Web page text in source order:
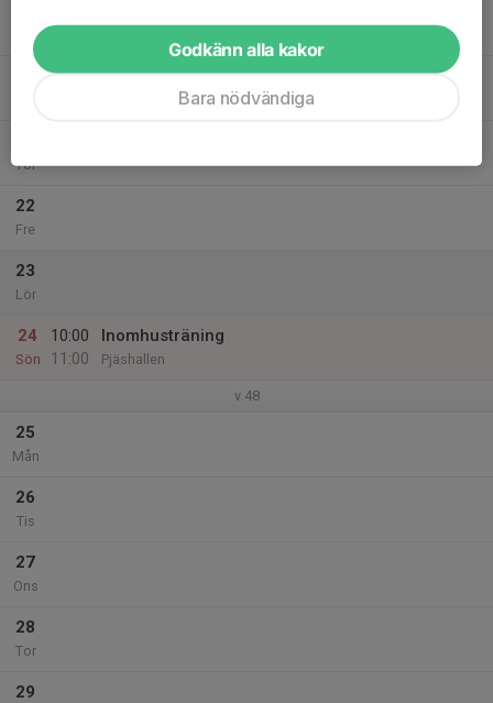
Tor
22
Fre
23
Lör
24
Sön
10:00
11:00
Inomhusträning
Pjäshallen
v.48
25
Mån
26
Tis
27
Ons
28
Tor
29
Godkänn alla kakor
Bara nödvändiga